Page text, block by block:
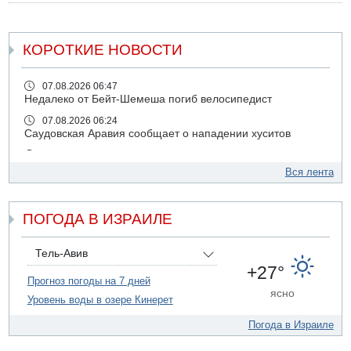
КОРОТКИЕ НОВОСТИ
07.08.2026 06:47
Недалеко от Бейт-Шемеша погиб велосипедист
07.08.2026 06:24
Саудовская Аравия сообщает о нападении хуситов
Арестованы двое подозреваемых в стрельбе по
электрической компании
06.08.2026 13:07
Возле Кирьят-Арбы пожар на местности
США не будут давить на Израиль в вопросе Ливана
06.08.2026 11:41
Трое подростков ограбили сексшоп в Холоне
Вся лента
ПОГОДА В ИЗРАИЛЕ
Тель-Авив
Прогноз погоды на 7 дней
Уровень воды в озере Кинерет
+27°
ясно
Погода в Израиле